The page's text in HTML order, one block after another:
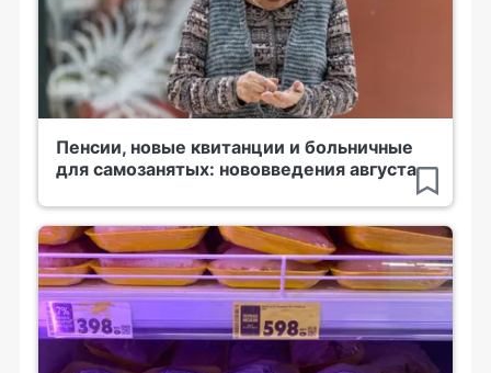
Пенсии, новые квитанции и больничные
для самозанятых: нововведения августа